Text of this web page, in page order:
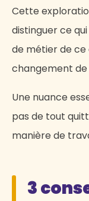
Cette
distinguer ce
de métier de ce
changement
Une nuance
pas de tout
manière de
3